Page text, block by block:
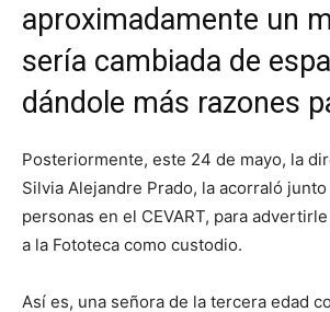
aproximadamente un
sería cambiada de
dándole más razones
Posteriormente, este 24 de mayo, la
Silvia Alejandre Prado, la acorraló
personas en el CEVART, para
a la Fototeca como custodio.
Así es, una señora de la tercera edad